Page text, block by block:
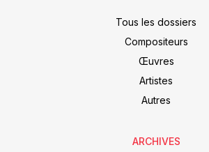
Tous les dossiers
Compositeurs
Œuvres
Artistes
Autres
ARCHIVES